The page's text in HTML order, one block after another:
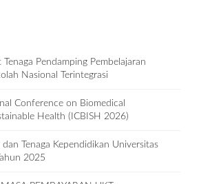
Pendamping Pembelajaran
Nasional Terintegrasi
Conference on Biomedical
Health (ICBISH 2026)
Tenaga Kependidikan Universitas
2025